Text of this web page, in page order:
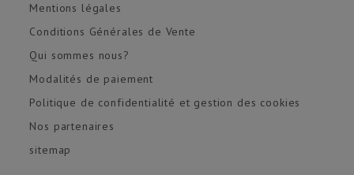
Mentions légales
Conditions Générales de Vente
Qui sommes nous?
Modalités de paiement
Politique de confidentialité et gestion des cookies
Nos partenaires
sitemap